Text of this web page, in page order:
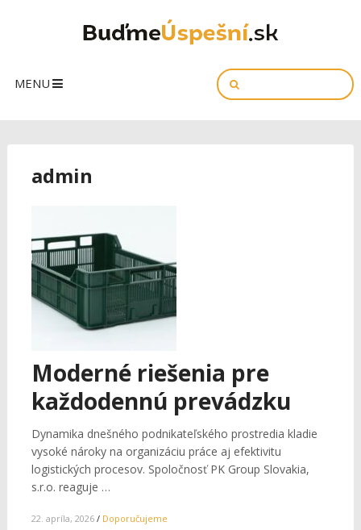
MENU
admin
Moderné riešenia pre
každodennú prevádzku
Dynamika dnešného podnikateľského prostredia kladie
vysoké nároky na organizáciu práce aj efektivitu
logistických procesov. Spoločnosť PK Group Slovakia,
s.r.o. reaguje …
22. apríla, 2026 / Doporučujeme